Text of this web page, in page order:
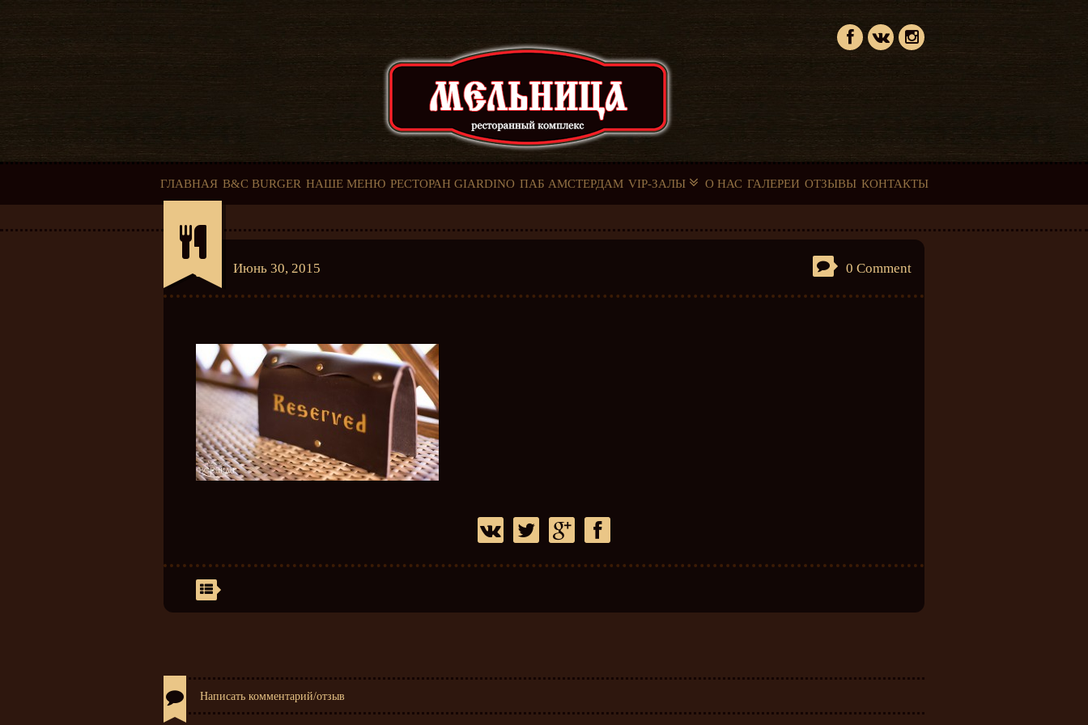
ГЛАВНАЯ B&C BURGER НАШЕ МЕНЮ РЕСТОРАН GIARDINO ПАБ АМСТЕРДАМ VIP-ЗАЛЫ О НАС ГАЛЕРЕИ ОТЗЫВЫ КОНТАКТЫ
Июнь 30, 2015 0 Comment
Написать комментарий/отзыв